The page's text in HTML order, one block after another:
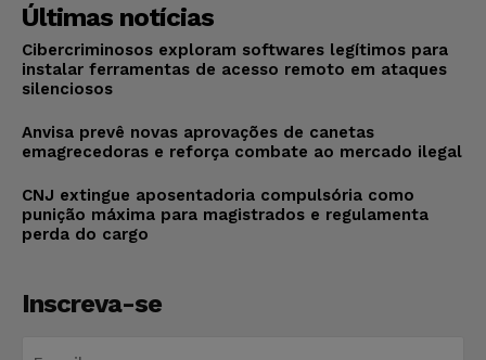
Últimas notícias
Cibercriminosos exploram softwares legítimos para
instalar ferramentas de acesso remoto em ataques
silenciosos
Anvisa prevê novas aprovações de canetas
emagrecedoras e reforça combate ao mercado ilegal
CNJ extingue aposentadoria compulsória como
punição máxima para magistrados e regulamenta
perda do cargo
Inscreva-se